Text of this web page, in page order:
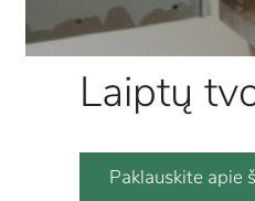
Laiptų
Paklauskite apie